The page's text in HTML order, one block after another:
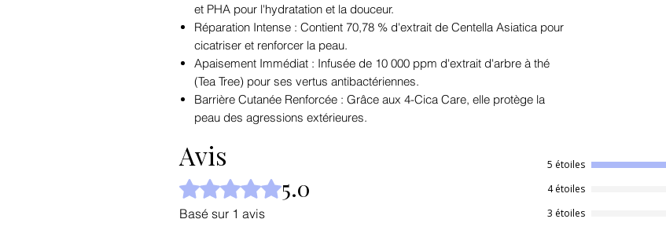
et PHA pour l'hydratation et la douceur.
Réparation Intense : Contient 70,78 % d'extrait de Centella Asiatica pour
cicatriser et renforcer la peau.
Apaisement Immédiat : Infusée de 10 000 ppm d'extrait d'arbre à thé
(Tea Tree) pour ses vertus antibactériennes.
Barrière Cutanée Renforcée : Grâce aux 4-Cica Care, elle protège la
peau des agressions extérieures.
Avis
Noté 5 sur 5. 5.0
Basé sur 1 avis
5 étoiles
4 étoiles
3 étoiles